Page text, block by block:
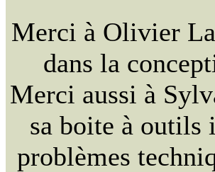
Merci à Olivier
dans la
Merci aussi à
sa boite à outils
problèmes